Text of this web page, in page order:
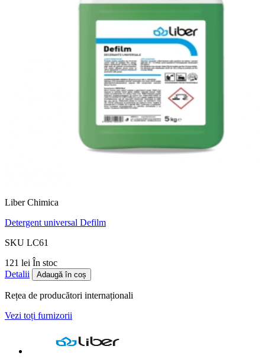
Liber Chimica
Detergent universal Defilm
SKU LC61
121 lei În stoc
Detalii
Adaugă în coș
Rețea de producători internaționali
Vezi toți furnizorii